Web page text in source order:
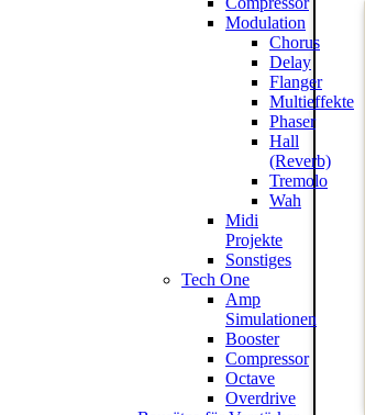
Modulation
Chorus
Delay
Flanger
Multieffekte
Phaser
Hall
(Reverb)
Tremolo
Wah
Midi
Projekte
Sonstiges
Tech One
Amp
Simulationen
Booster
Compressor
Octave
Overdrive